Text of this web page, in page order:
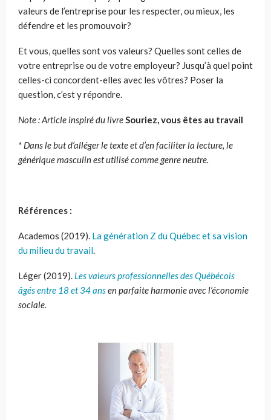
valeurs de l’entreprise pour les respecter, ou mieux, les
défendre et les promouvoir?
Et vous, quelles sont vos valeurs? Quelles sont celles de
votre entreprise ou de votre employeur? Jusqu’à quel point
celles-ci concordent-elles avec les vôtres? Poser la
question, c’est y répondre.
Note : Article inspiré du livreSouriez, vous êtes au travail
* Dans le but d’alléger le texte et d’en faciliter la lecture, le
générique masculin est utilisé comme genre neutre.
Références :
Academos (2019). La génération Z du Québec et sa vision
du milieu du travail.
Léger (2019). Les valeurs professionnelles des Québécois
âgés entre 18 et 34 ansen parfaite harmonie avecl’économie
sociale.